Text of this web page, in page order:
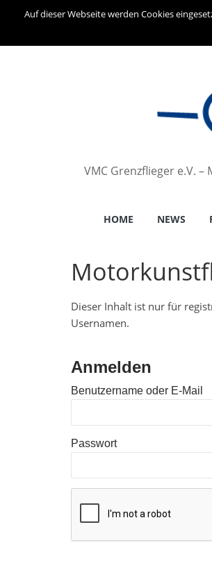
VMC Grenzflieger e.V.
HOME NEWS
Dieser Inhalt ist nur für
Usernamen.
Anmelden
Benutzername oder E-Mail
Passwort
Auf dieser Webseite werden Cookies